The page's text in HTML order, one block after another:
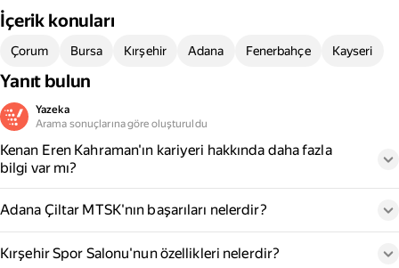
İçerik konuları
Çorum Bursa Kırşehir Adana Fenerbahçe Kayseri
Yanıt bulun
Yazeka
Arama sonuçlarına göre oluşturuldu
Kenan Eren Kahraman'ın kariyeri hakkında daha fazla
bilgi var mı?
Adana Çiltar MTSK'nın başarıları nelerdir?
Kırşehir Spor Salonu'nun özellikleri nelerdir?